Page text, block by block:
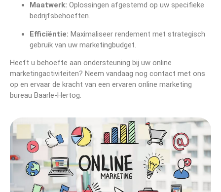
Maatwerk: Oplossingen afgestemd op uw specifieke
bedrijfsbehoeften.
Efficiëntie: Maximaliseer rendement met strategisch
gebruik van uw marketingbudget.
Heeft u behoefte aan ondersteuning bij uw online
marketingactiviteiten? Neem vandaag nog contact met ons
op en ervaar de kracht van een ervaren online marketing
bureau Baarle-Hertog.